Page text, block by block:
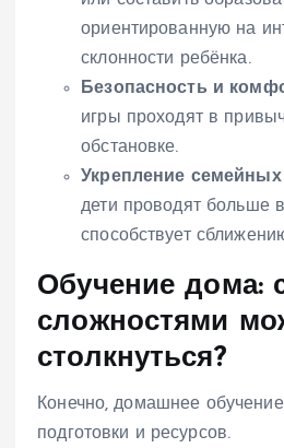
ориентированную на
склонности ребёнка.
Безопасность и
игры проходят в
обстановке.
Укрепление семейных
дети проводят больше
способствует
Обучение дома:
сложностями
столкнуться?
Конечно, домашнее
подготовки и ресурсов.